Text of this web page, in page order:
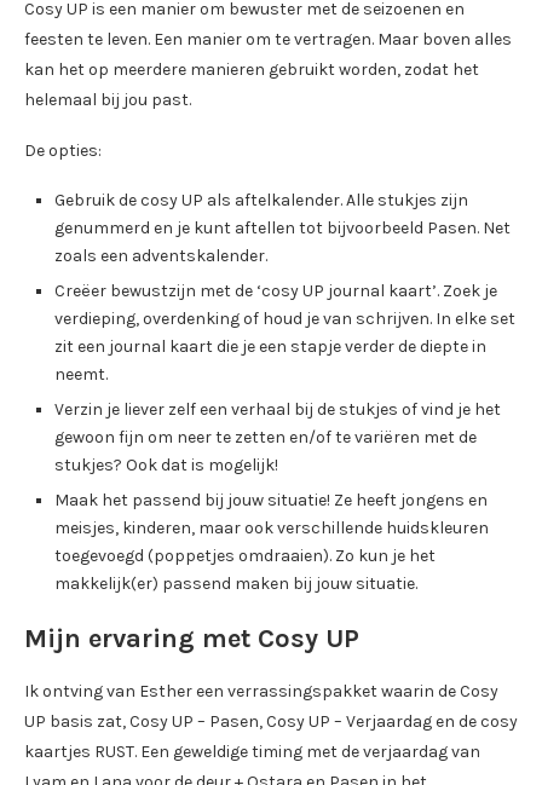
Cosy UP is een manier om bewuster met de seizoenen en
feesten te leven. Een manier om te vertragen. Maar boven alles
kan het op meerdere manieren gebruikt worden, zodat het
helemaal bij jou past.
De opties:
Gebruik de cosy UP als aftelkalender. Alle stukjes zijn
genummerd en je kunt aftellen tot bijvoorbeeld Pasen. Net
zoals een adventskalender.
Creëer bewustzijn met de ‘cosy UP journal kaart’. Zoek je
verdieping, overdenking of houd je van schrijven. In elke set
zit een journal kaart die je een stapje verder de diepte in
neemt.
Verzin je liever zelf een verhaal bij de stukjes of vind je het
gewoon fijn om neer te zetten en/of te variëren met de
stukjes? Ook dat is mogelijk!
Maak het passend bij jouw situatie! Ze heeft jongens en
meisjes, kinderen, maar ook verschillende huidskleuren
toegevoegd (poppetjes omdraaien). Zo kun je het
makkelijk(er) passend maken bij jouw situatie.
Mijn ervaring met Cosy UP
Ik ontving van Esther een verrassingspakket waarin de Cosy
UP basis zat, Cosy UP – Pasen, Cosy UP – Verjaardag en de cosy
kaartjes RUST. Een geweldige timing met de verjaardag van